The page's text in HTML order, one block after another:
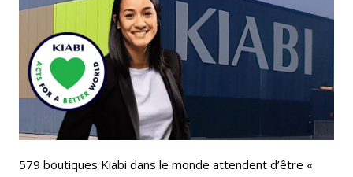
Facebook LinkedIn
Bluesky Whatsapp
579 boutiques Kiabi dans le monde attendent d’être «